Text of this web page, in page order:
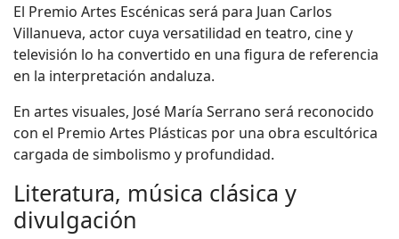
El Premio Artes Escénicas será para Juan Carlos
Villanueva, actor cuya versatilidad en teatro, cine y
televisión lo ha convertido en una figura de referencia
en la interpretación andaluza.
En artes visuales, José María Serrano será reconocido
con el Premio Artes Plásticas por una obra escultórica
cargada de simbolismo y profundidad.
Literatura, música clásica y
divulgación